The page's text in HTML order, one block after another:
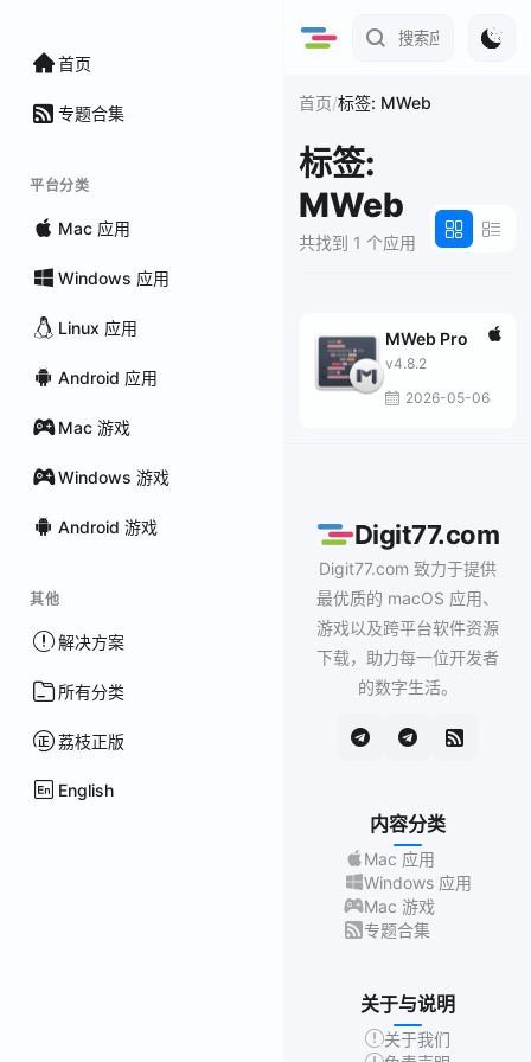
首页
专题合集
平台分类
Mac 应用
Windows 应用
Linux 应用
Android 应用
Mac 游戏
Windows 游戏
Android 游戏
其他
解决方案
所有分类
荔枝正版
English
首页/标签: MWeb
标签:
MWeb
共找到 1 个应用
MWeb Pro
v4.8.2
2026-05-06
Digit77.com
Digit77.com 致力于提供
最优质的 macOS 应用、
游戏以及跨平台软件资源
下载，助力每一位开发者
的数字生活。
内容分类
Mac 应用
Windows 应用
Mac 游戏
专题合集
关于与说明
关于我们